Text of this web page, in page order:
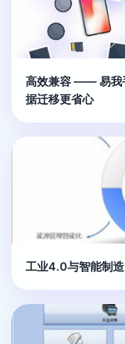
高效兼容 —— 易我
据迁移更省心
工业4.0与智能制